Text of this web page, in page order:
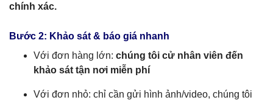
chính xác.
Bước 2: Khảo sát & báo giá nhanh
Với đơn hàng lớn: chúng tôi cử nhân viên đến
khảo sát tận nơi miễn phí
Với đơn nhỏ: chỉ cần gửi hình ảnh/video, chúng tôi